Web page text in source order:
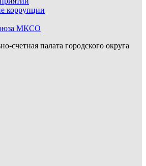
коррупции
МКСО
счетная палата городского округа